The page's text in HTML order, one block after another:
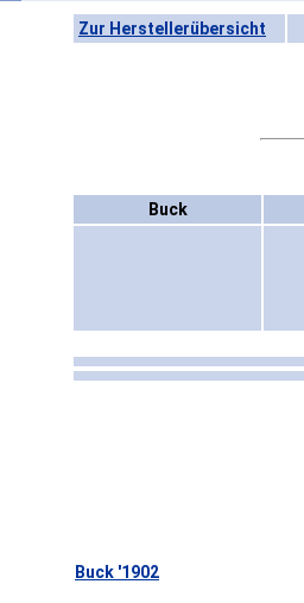
Zur Herstellerübersicht
Buck
Buck '1902